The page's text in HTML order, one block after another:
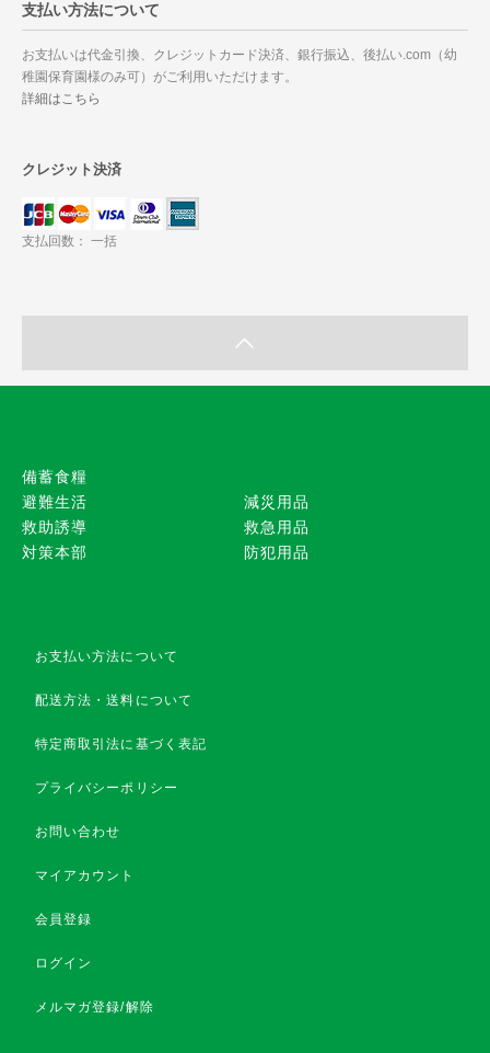
支払い方法について
お支払いは代金引換、クレジットカード決済、銀行振込、後払い.com（幼
稚園保育園様のみ可）がご利用いただけます。
詳細はこちら
クレジット決済
支払回数： 一括
備蓄食糧
避難生活
救助誘導
対策本部
減災用品
救急用品
防犯用品
お支払い方法について
配送方法・送料について
特定商取引法に基づく表記
プライバシーポリシー
お問い合わせ
マイアカウント
会員登録
ログイン
メルマガ登録/解除